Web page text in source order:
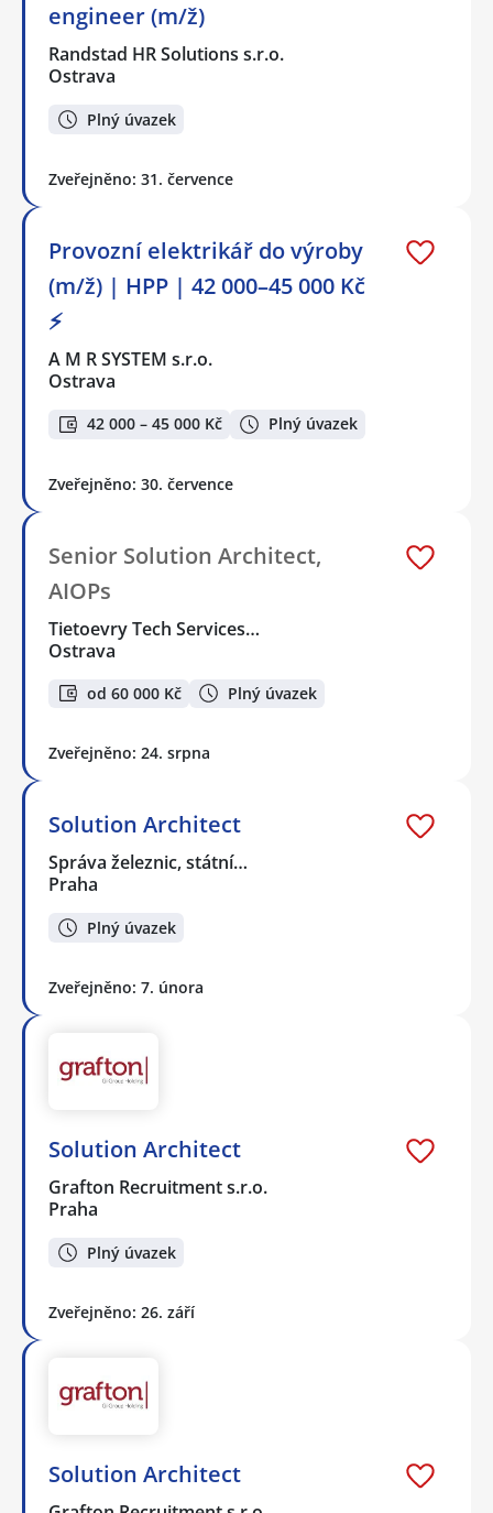
engineer (m/ž)
Randstad HR Solutions s.r.o.
Ostrava
Plný úvazek
Zveřejněno: 31. července
Provozní elektrikář do výroby
(m/ž) | HPP | 42 000–45 000 Kč
⚡
A M R SYSTEM s.r.o.
Ostrava
42 000 – 45 000 Kč Plný úvazek
Zveřejněno: 30. července
Senior Solution Architect,
AIOPs
Tietoevry Tech Services…
Ostrava
od 60 000 Kč Plný úvazek
Zveřejněno: 24. srpna
Solution Architect
Správa železnic, státní…
Praha
Plný úvazek
Zveřejněno: 7. února
Solution Architect
Grafton Recruitment s.r.o.
Praha
Plný úvazek
Zveřejněno: 26. září
Solution Architect